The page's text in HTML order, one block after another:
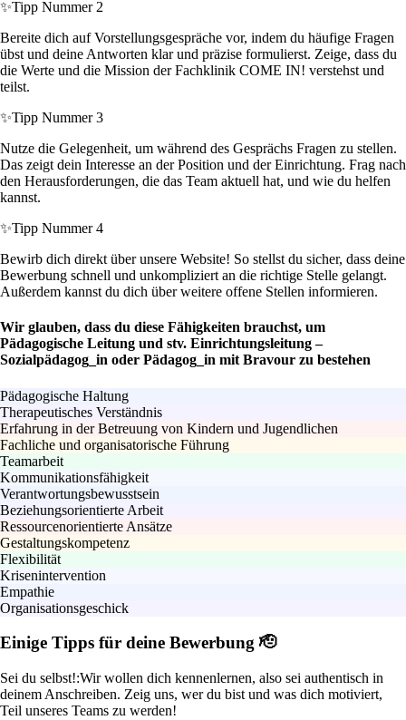
✨Tipp Nummer 2
Bereite dich auf Vorstellungsgespräche vor, indem du häufige Fragen
übst und deine Antworten klar und präzise formulierst. Zeige, dass du
die Werte und die Mission der Fachklinik COME IN! verstehst und
teilst.
✨Tipp Nummer 3
Nutze die Gelegenheit, um während des Gesprächs Fragen zu stellen.
Das zeigt dein Interesse an der Position und der Einrichtung. Frag nach
den Herausforderungen, die das Team aktuell hat, und wie du helfen
kannst.
✨Tipp Nummer 4
Bewirb dich direkt über unsere Website! So stellst du sicher, dass deine
Bewerbung schnell und unkompliziert an die richtige Stelle gelangt.
Außerdem kannst du dich über weitere offene Stellen informieren.
Wir glauben, dass du diese Fähigkeiten brauchst, um
Pädagogische Leitung und stv. Einrichtungsleitung –
Sozialpädagog_in oder Pädagog_in mit Bravour zu bestehen
Pädagogische Haltung
Therapeutisches Verständnis
Erfahrung in der Betreuung von Kindern und Jugendlichen
Fachliche und organisatorische Führung
Teamarbeit
Kommunikationsfähigkeit
Verantwortungsbewusstsein
Beziehungsorientierte Arbeit
Ressourcenorientierte Ansätze
Gestaltungskompetenz
Flexibilität
Krisenintervention
Empathie
Organisationsgeschick
Einige Tipps für deine Bewerbung 🫡
Sei du selbst!:Wir wollen dich kennenlernen, also sei authentisch in
deinem Anschreiben. Zeig uns, wer du bist und was dich motiviert,
Teil unseres Teams zu werden!